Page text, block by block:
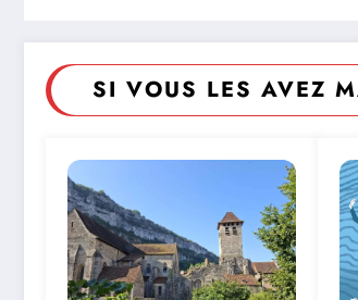
SI VOUS LES AVEZ